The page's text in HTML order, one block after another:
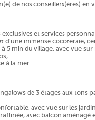
de nos conseillers(ères) en
et services
d'une immense cocoteraie,
5 min du village, avec vue sur
à la mer.
de 3 étages aux tons
avec vue sur les
avec balcon aménagé